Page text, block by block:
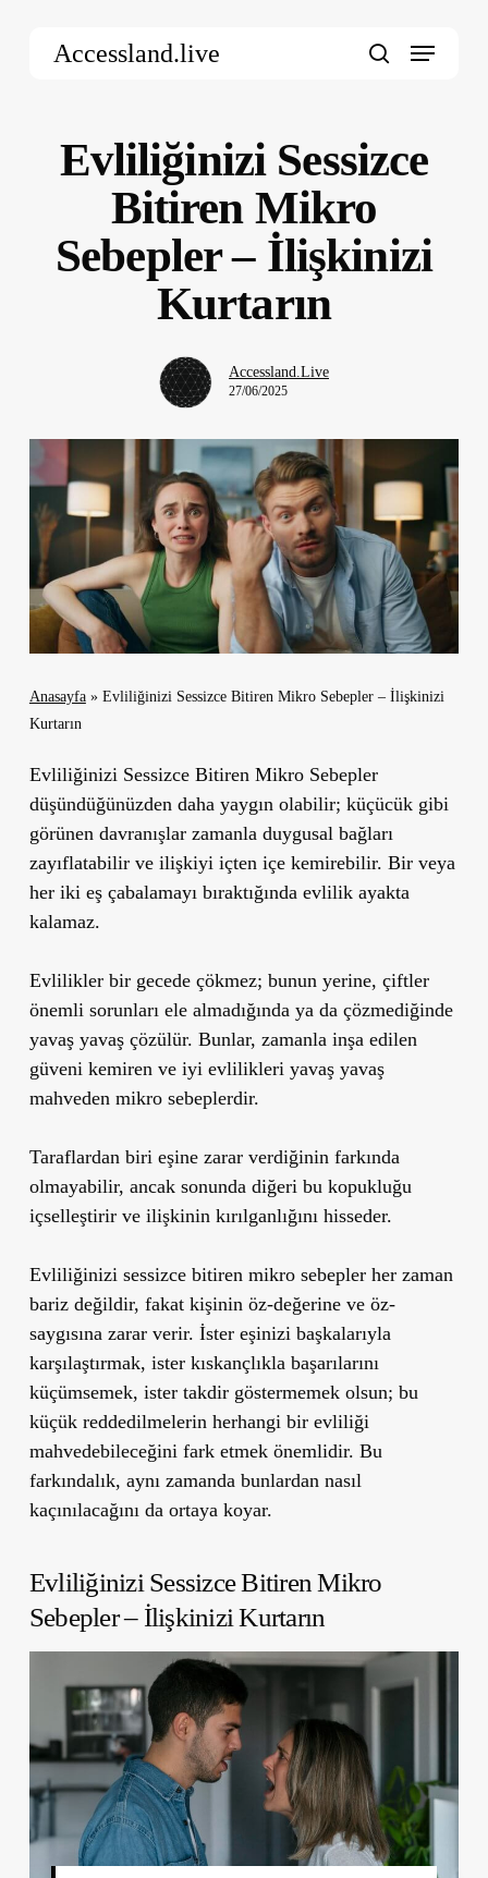
Accessland.live Menu
Evliliğinizi Sessizce
Bitiren Mikro
Sebepler – İlişkinizi
Kurtarın
Accessland.Live
27/06/2025
Anasayfa» Evliliğinizi Sessizce Bitiren Mikro Sebepler – İlişkinizi
Kurtarın
Evliliğinizi Sessizce Bitiren Mikro Sebepler
düşündüğünüzden daha yaygın olabilir; küçücük gibi
görünen davranışlar zamanla duygusal bağları
zayıflatabilir ve ilişkiyi içten içe kemirebilir. Bir veya
her iki eş çabalamayı bıraktığında evlilik ayakta
kalamaz.
Evlilikler bir gecede çökmez; bunun yerine, çiftler
önemli sorunları ele almadığında ya da çözmediğinde
yavaş yavaş çözülür. Bunlar, zamanla inşa edilen
güveni kemiren ve iyi evlilikleri yavaş yavaş
mahveden mikro sebeplerdir.
Taraflardan biri eşine zarar verdiğinin farkında
olmayabilir, ancak sonunda diğeri bu kopukluğu
içselleştirir ve ilişkinin kırılganlığını hisseder.
Evliliğinizi sessizce bitiren mikro sebepler her zaman
bariz değildir, fakat kişinin öz-değerine ve öz-
saygısına zarar verir. İster eşinizi başkalarıyla
karşılaştırmak, ister kıskançlıkla başarılarını
küçümsemek, ister takdir göstermemek olsun; bu
küçük reddedilmelerin herhangi bir evliliği
mahvedebileceğini fark etmek önemlidir. Bu
farkındalık, aynı zamanda bunlardan nasıl
kaçınılacağını da ortaya koyar.
Evliliğinizi Sessizce Bitiren Mikro
Sebepler – İlişkinizi Kurtarın